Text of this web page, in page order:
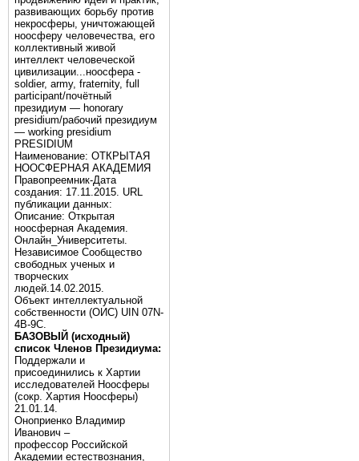
развивающих борьбу против
некросферы, уничтожающей
ноосферу человечества, его
коллективный живой
интеллект человеческой
цивилизации...ноосфера -
soldier, army, fraternity, full
participant/почётный
президиум — honorary
presidium/рабочий президиум
— working presidium
PRESIDIUM
Наименование: ОТКРЫТАЯ
НООСФЕРНАЯ АКАДЕМИЯ
Правопреемник-Дата
создания: 17.11.2015. URL
публикации данных:
Описание: Открытая
ноосферная Академия.
Онлайн_Университеты.
Независимое Сообщество
свободных ученых и
творческих
людей.14.02.2015.
Объект интеллектуальной
собственности (ОИС) UIN 07N-
4B-9C.
БАЗОВЫЙ (исходный)
список Членов Президиума:
Поддержали и
присоединились к Хартии
исследователей Ноосферы
(сокр. Хартия Ноосферы)
21.01.14.
Оноприенко Владимир
Иванович –
профессор Российской
Академии естествознания,